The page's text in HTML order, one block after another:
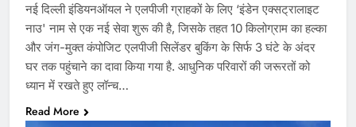
नई दिल्ली इंडियनऑयल ने एलपीजी ग्राहकों के लिए ‘इंडेन एक्सट्रालाइट
नाउ' नाम से एक नई सेवा शुरू की है, जिसके तहत 10 किलोग्राम का हल्का
और जंग-मुक्त कंपोजिट एलपीजी सिलेंडर बुकिंग के सिर्फ 3 घंटे के अंदर
घर तक पहुंचाने का दावा किया गया है. आधुनिक परिवारों की जरूरतों को
ध्यान में रखते हुए लॉन्च…
Read More